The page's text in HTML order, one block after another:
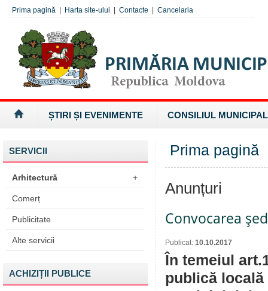
Prima pagină Harta site-ului Contacte Cancelaria
ȘTIRI ȘI EVENIMENTE CONSILIUL MUNICIPAL
SERVICII
Arhitectură +
Comerț
Publicitate
Alte servicii
ACHIZIȚII PUBLICE
Prima pagină
Anunțuri
Convocarea
Publicat: 10.10.2017
În temeiul
publică locală